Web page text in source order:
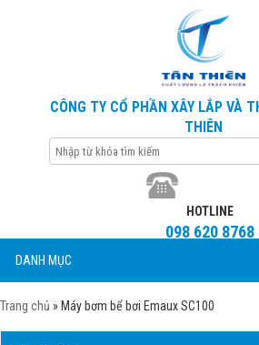
CÔNG TY CỔ PHẦN XÂY LẮP VÀ
THIÊN
HOTLINE
098 620 8768
DANH MỤC
Trang chủ » Máy bơm bể bơi Emaux SC100